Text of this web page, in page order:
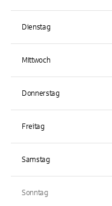
Dienstag
Mittwoch
Donnerstag
Freitag
Samstag
Sonntag